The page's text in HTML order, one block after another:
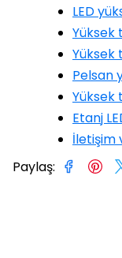
LED
Yüksek
Pelsan
Yüksek
Etanj
İletişim
Paylaş: